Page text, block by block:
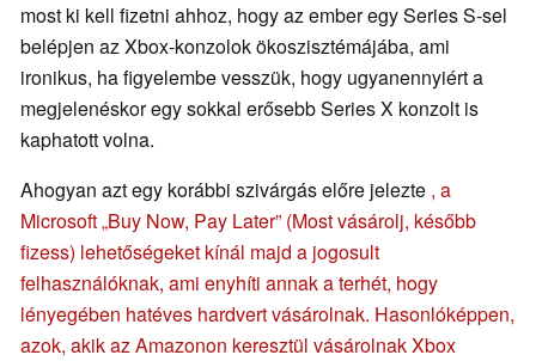
most ki kell fizetni ahhoz, hogy az ember egy Series S-sel
belépjen az Xbox-konzolok ökoszisztémájába, ami
ironikus, ha figyelembe vesszük, hogy ugyanennyiért a
megjelenéskor egy sokkal erősebb Series X konzolt is
kaphatott volna.
Ahogyan azt egy korábbi szivárgás előre jelezte , a
Microsoft „Buy Now, Pay Later” (Most vásárolj, később
fizess) lehetőségeket kínál majd a jogosult
felhasználóknak, ami enyhíti annak a terhét, hogy
lényegében hatéves hardvert vásárolnak. Hasonlóképpen,
azok, akik az Amazonon keresztül vásárolnak Xbox